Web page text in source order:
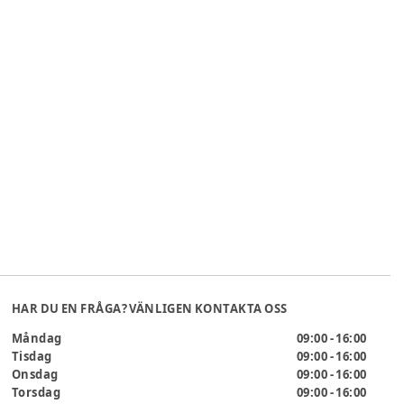
HAR DU EN FRÅGA? VÄNLIGEN KONTAKTA OSS
Måndag
09:00 - 16:00
Tisdag
09:00 - 16:00
Onsdag
09:00 - 16:00
Torsdag
09:00 - 16:00